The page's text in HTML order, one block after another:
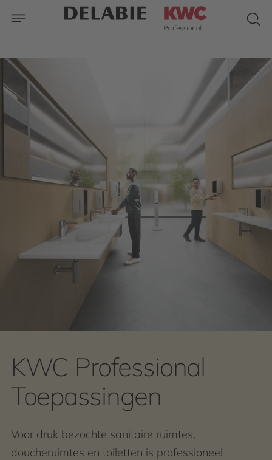
KWC Professional
Toepassingen
Voor druk bezochte sanitaire ruimtes,
doucheruimtes en toiletten is professioneel